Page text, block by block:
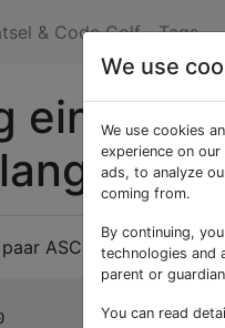
& Code Golf Tags
einer
ASCII Pet Snake
0 0
0 0 000
We use
We use cookies
experience on
ads, to analyze
coming from.
By continuing,
technologies and
parent or
You can read